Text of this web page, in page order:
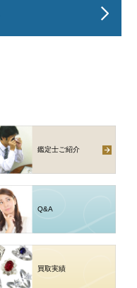
鑑定士ご紹介
Q&A
買取実績